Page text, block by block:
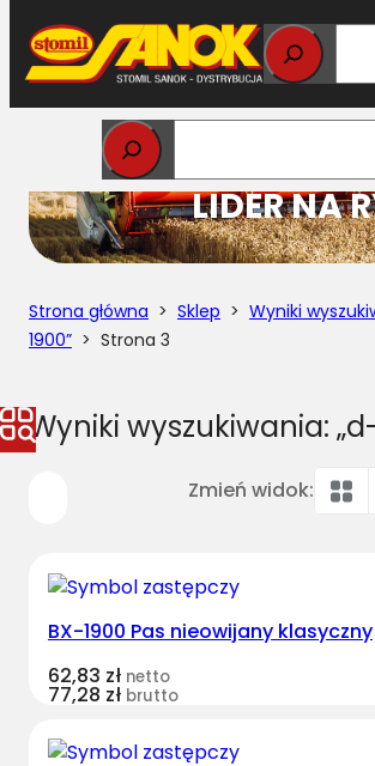
Przejdź
do
treści
STOMIL
LIDER NA
Strona główna > Sklep > Wyniki
1900” > Strona 3
Wyniki wyszukiwania:
Zmień widok:
BX-1900 Pas nieowijany klasyczny
62,83 zł netto
77,28 zł brutto